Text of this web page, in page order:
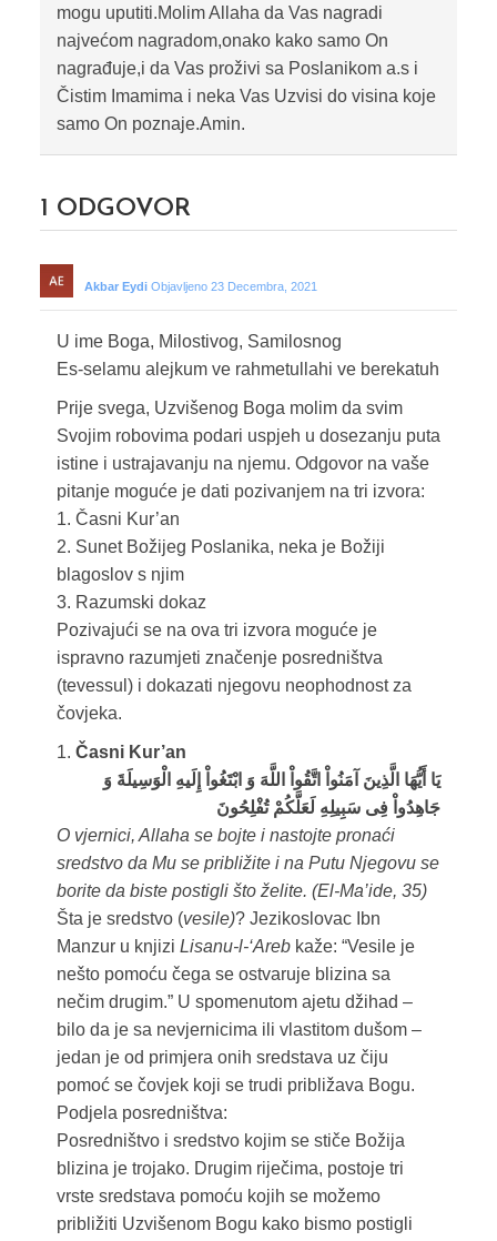
mogu uputiti.Molim Allaha da Vas nagradi
najvećom nagradom,onako kako samo On
nagrađuje,i da Vas proživi sa Poslanikom a.s i
Čistim Imamima i neka Vas Uzvisi do visina koje
samo On poznaje.Amin.
1 ODGOVOR
Akbar Eydi Objavljeno 23 Decembra, 2021
U ime Boga, Milostivog, Samilosnog
Es-selamu alejkum ve rahmetullahi ve berekatuh
Prije svega, Uzvišenog Boga molim da svim
Svojim robovima podari uspjeh u dosezanju puta
istine i ustrajavanju na njemu. Odgovor na vaše
pitanje moguće je dati pozivanjem na tri izvora:
1. Časni Kur’an
2. Sunet Božijeg Poslanika, neka je Božiji
blagoslov s njim
3. Razumski dokaz
Pozivajući se na ova tri izvora moguće je
ispravno razumjeti značenje posredništva
(tevessul) i dokazati njegovu neophodnost za
čovjeka.
1. Časni Kur’an
يَا أَيُّهَا الَّذِينَ آمَنُواْ اتَّقُواْ اللَّهَ وَ ابْتَغُواْ إِلَيهِ الْوَسِيلَةَ وَ
جَاهِدُواْ فِى سَبِيلِهِ لَعَلَّكُمْ تُفْلِحُونَ
O vjernici, Allaha se bojte i nastojte pronaći
sredstvo da Mu se približite i na Putu Njegovu se
borite da biste postigli što želite. (El-Ma’ide, 35)
Šta je sredstvo (vesile)? Jezikoslovac Ibn
Manzur u knjizi Lisanu-l-‘Arebkaže: “Vesile je
nešto pomoću čega se ostvaruje blizina sa
nečim drugim.” U spomenutom ajetu džihad –
bilo da je sa nevjernicima ili vlastitom dušom –
jedan je od primjera onih sredstava uz čiju
pomoć se čovjek koji se trudi približava Bogu.
Podjela posredništva:
Posredništvo i sredstvo kojim se stiče Božija
blizina je trojako. Drugim riječima, postoje tri
vrste sredstava pomoću kojih se možemo
približiti Uzvišenom Bogu kako bismo postigli